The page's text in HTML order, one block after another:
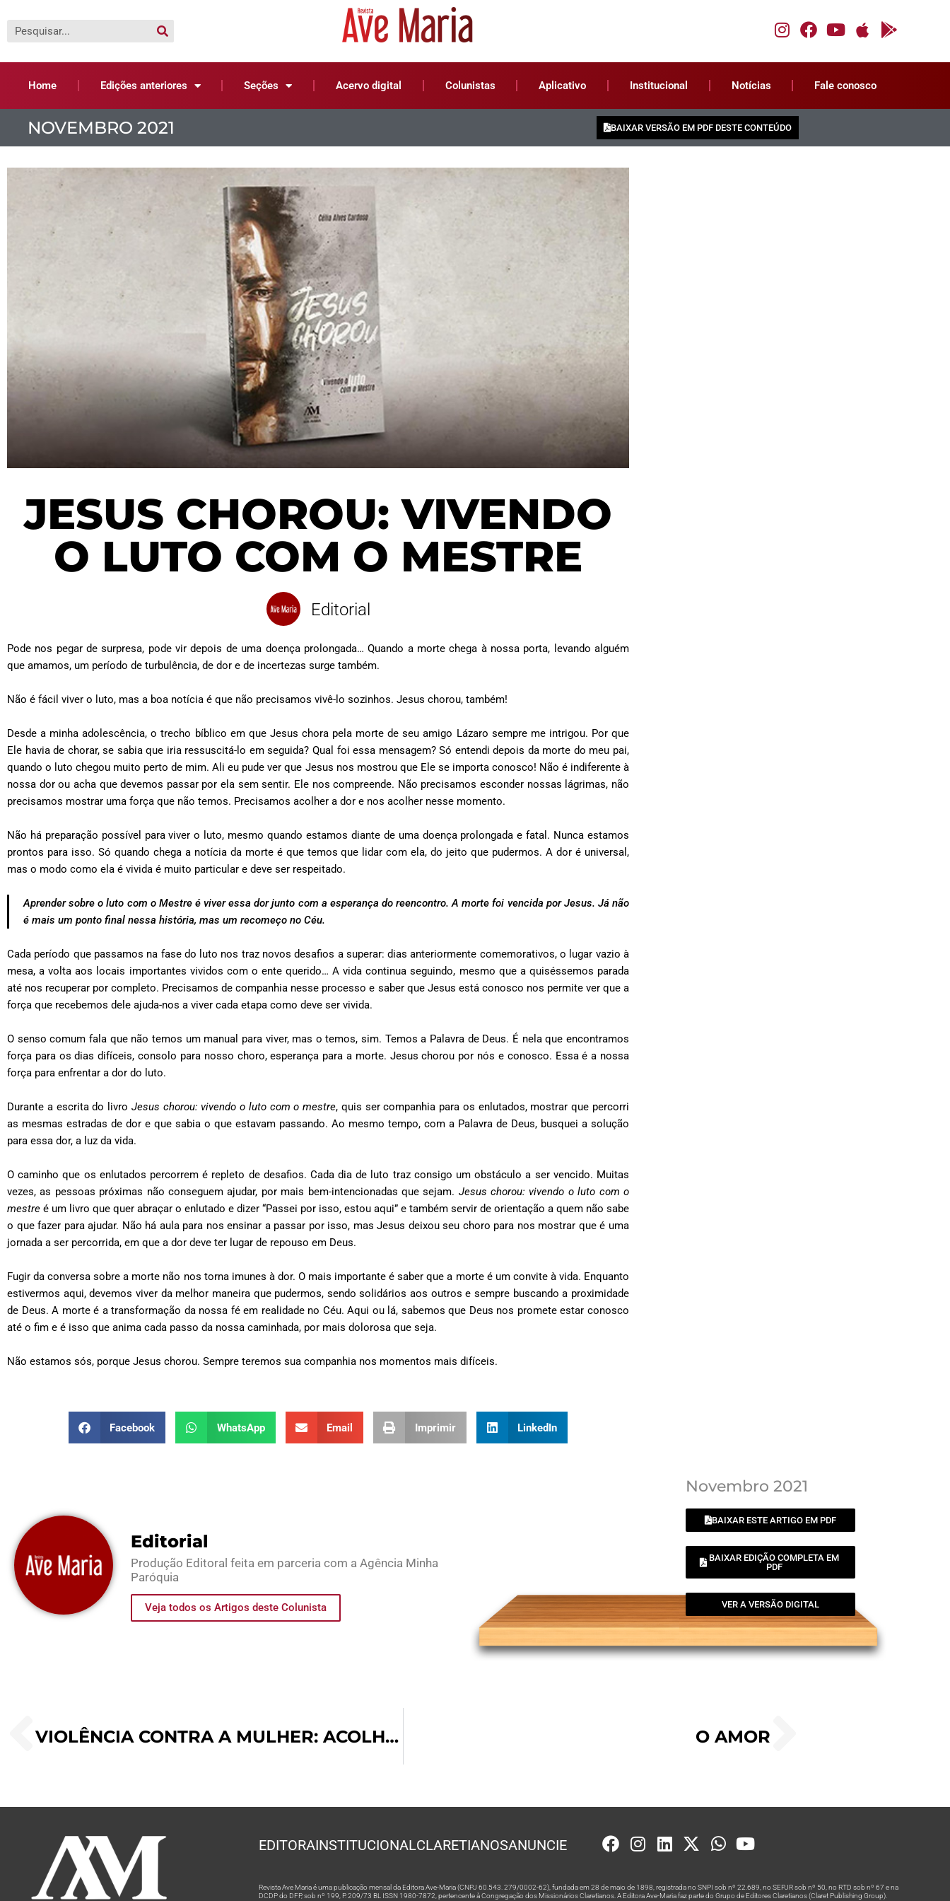
Home Edições anteriores Seções Acervo digital Colunistas Aplicativo Institucional Notícias Fale conosco
NOVEMBRO 2021 BAIXAR VERSÃO EM PDF DESTE CONTEÚDO
JESUS CHOROU: VIVENDO
O LUTO COM O MESTRE
Editorial
Pode nos pegar de surpresa, pode vir depois de uma doença prolongada… Quando a morte chega à nossa porta, levando alguém
que amamos, um período de turbulência, de dor e de incertezas surge também.
Não é fácil viver o luto, mas a boa notícia é que não precisamos vivê-lo sozinhos. Jesus chorou, também!
Desde a minha adolescência, o trecho bíblico em que Jesus chora pela morte de seu amigo Lázaro sempre me intrigou. Por que
Ele havia de chorar, se sabia que iria ressuscitá-lo em seguida? Qual foi essa mensagem? Só entendi depois da morte do meu pai,
quando o luto chegou muito perto de mim. Ali eu pude ver que Jesus nos mostrou que Ele se importa conosco! Não é indiferente à
nossa dor ou acha que devemos passar por ela sem sentir. Ele nos compreende. Não precisamos esconder nossas lágrimas, não
precisamos mostrar uma força que não temos. Precisamos acolher a dor e nos acolher nesse momento.
Não há preparação possível para viver o luto, mesmo quando estamos diante de uma doença prolongada e fatal. Nunca estamos
prontos para isso. Só quando chega a notícia da morte é que temos que lidar com ela, do jeito que pudermos. A dor é universal,
mas o modo como ela é vivida é muito particular e deve ser respeitado.
Aprender sobre o luto com o Mestre é viver essa dor junto com a esperança do reencontro. A morte foi vencida por Jesus. Já não
é mais um ponto final nessa história, mas um recomeço no Céu.
Cada período que passamos na fase do luto nos traz novos desafios a superar: dias anteriormente comemorativos, o lugar vazio à
mesa, a volta aos locais importantes vividos com o ente querido… A vida continua seguindo, mesmo que a quiséssemos parada
até nos recuperar por completo. Precisamos de companhia nesse processo e saber que Jesus está conosco nos permite ver que a
força que recebemos dele ajuda-nos a viver cada etapa como deve ser vivida.
O senso comum fala que não temos um manual para viver, mas o temos, sim. Temos a Palavra de Deus. É nela que encontramos
força para os dias difíceis, consolo para nosso choro, esperança para a morte. Jesus chorou por nós e conosco. Essa é a nossa
força para enfrentar a dor do luto.
Durante a escrita do livro Jesus chorou: vivendo o luto com o mestre, quis ser companhia para os enlutados, mostrar que percorri
as mesmas estradas de dor e que sabia o que estavam passando. Ao mesmo tempo, com a Palavra de Deus, busquei a solução
para essa dor, a luz da vida.
O caminho que os enlutados percorrem é repleto de desafios. Cada dia de luto traz consigo um obstáculo a ser vencido. Muitas
vezes, as pessoas próximas não conseguem ajudar, por mais bem-intencionadas que sejam. Jesus chorou: vivendo o luto com o
mestre é um livro que quer abraçar o enlutado e dizer “Passei por isso, estou aqui” e também servir de orientação a quem não sabe
o que fazer para ajudar. Não há aula para nos ensinar a passar por isso, mas Jesus deixou seu choro para nos mostrar que é uma
jornada a ser percorrida, em que a dor deve ter lugar de repouso em Deus.
Fugir da conversa sobre a morte não nos torna imunes à dor. O mais importante é saber que a morte é um convite à vida. Enquanto
estivermos aqui, devemos viver da melhor maneira que pudermos, sendo solidários aos outros e sempre buscando a proximidade
de Deus. A morte é a transformação da nossa fé em realidade no Céu. Aqui ou lá, sabemos que Deus nos promete estar conosco
até o fim e é isso que anima cada passo da nossa caminhada, por mais dolorosa que seja.
Não estamos sós, porque Jesus chorou. Sempre teremos sua companhia nos momentos mais difíceis.
Facebook WhatsApp Email Imprimir LinkedIn
Editorial
Produção Editoral feita em parceria com a Agência Minha
Paróquia
Veja todos os Artigos deste Colunista
Novembro 2021
BAIXAR ESTE ARTIGO EM PDF
BAIXAR EDIÇÃO COMPLETA EM
PDF
VER A VERSÃO DIGITAL
VIOLÊNCIA CONTRA A MULHER: ACOLHIMENTO PARA VENCER O MEDO O AMOR
EDITORAINSTITUCIONALCLARETIANOSANUNCIE
Revista Ave Maria é uma publicação mensal da Editora Ave-Maria (CNPJ 60.543. 279/0002-62), fundada em 28 de maio de 1898, registrada no SNPI sob nº 22.689, no SEPJR sob nº 50, no RTD sob nº 67 e na
DCDP do DFP, sob nº 199, P. 209/73 BL ISSN 1980-7872, pertencente à Congregação dos Missionários Claretianos. A Editora Ave-Maria faz parte do Grupo de Editores Claretianos (Claret Publishing Group).